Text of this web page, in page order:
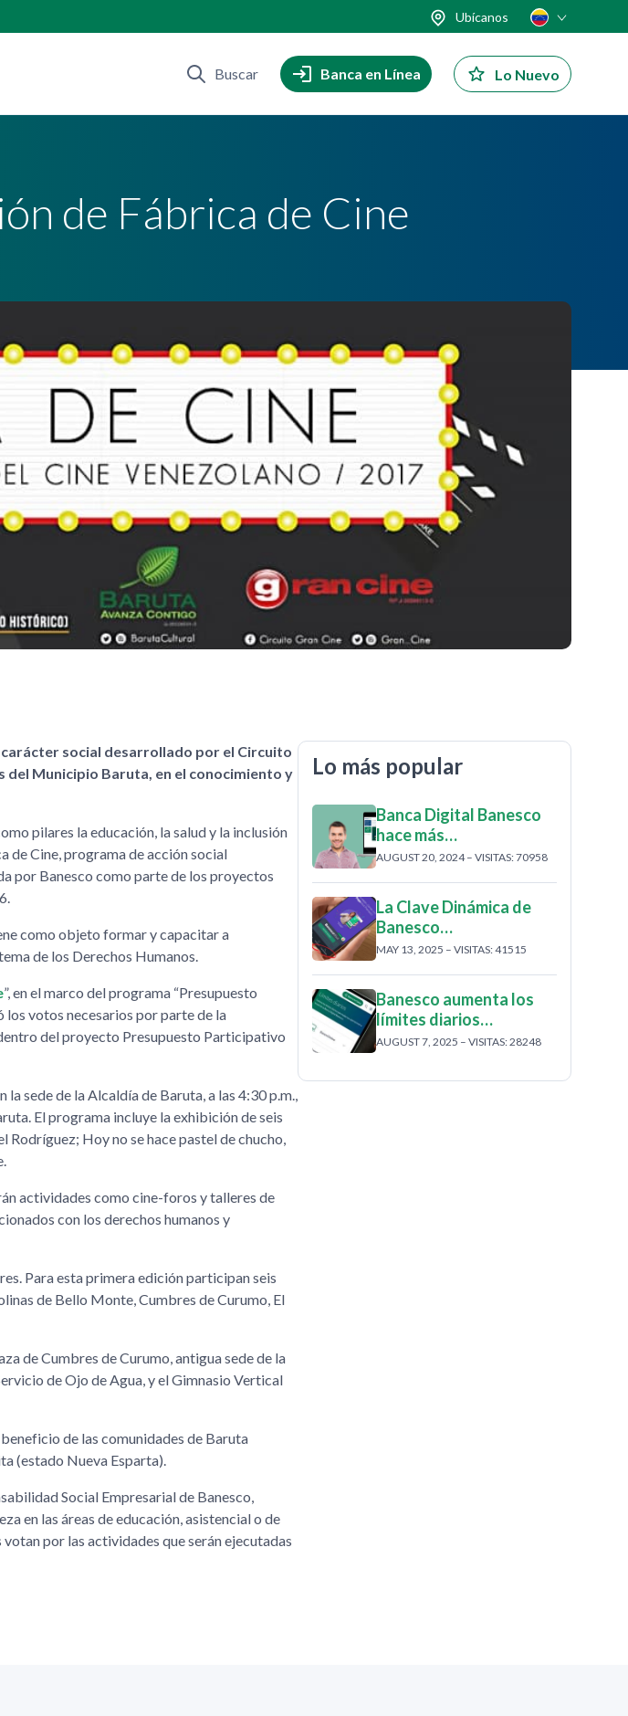
Ubícanos
Buscar Banca en Línea Lo Nuevo
de Fábrica de Cine
carácter social desarrollado por el Circuito
Municipio Baruta, en el conocimiento y
pilares la educación, la salud y la inclusión
de Cine, programa de acción social
por Banesco como parte de los proyectos
como objeto formar y capacitar a
de los Derechos Humanos.
, en el marco del programa Presupuesto
los votos necesarios por parte de la
del proyecto Presupuesto Participativo
sede de la Alcaldía de Baruta, a las 4:30 p.m.,
El programa incluye la exhibición de seis
Hoy no se hace pastel de chucho,
actividades como cine-foros y talleres de
con los derechos humanos y
Para esta primera edición participan seis
de Bello Monte, Cumbres de Curumo, El
de Cumbres de Curumo, antigua sede de la
de Ojo de Agua, y el Gimnasio Vertical
de las comunidades de Baruta
(estado Nueva Esparta).
Social Empresarial de Banesco,
en las áreas de educación, asistencial o de
por las actividades que serán ejecutadas
Lo más popular
Banca Digital Banesco
hace más…
AUGUST 20, 2024 – VISITAS: 70958
La Clave Dinámica de
Banesco…
MAY 13, 2025 – VISITAS: 41515
Banesco aumenta los
límites diarios…
AUGUST 7, 2025 – VISITAS: 28248